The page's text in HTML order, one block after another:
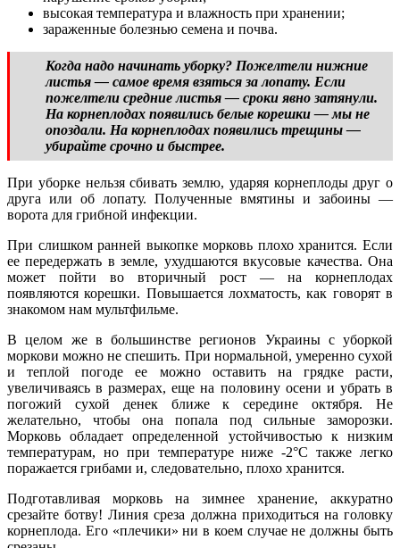
высокая температура и влажность при хранении;
зараженные болезнью семена и почва.
Когда надо начинать уборку? Пожелтели нижние
листья — самое время взяться за лопату. Если
пожелтели средние листья — сроки явно затянули.
На корнеплодах появились белые корешки — мы не
опоздали. На корнеплодах появились трещины —
убирайте срочно и быстрее.
При уборке нельзя сбивать землю, ударяя корнеплоды друг о
друга или об лопату. Полученные вмятины и забоины —
ворота для грибной инфекции.
При слишком ранней выкопке морковь плохо хранится. Если
ее передержать в земле, ухудшаются вкусовые качества. Она
может пойти во вторичный рост — на корнеплодах
появляются корешки. Повышается лохматость, как говорят в
знакомом нам мультфильме.
В целом же в большинстве регионов Украины с уборкой
моркови можно не спешить. При нормальной, умеренно сухой
и теплой погоде ее можно оставить на грядке расти,
увеличиваясь в размерах, еще на половину осени и убрать в
погожий сухой денек ближе к середине октября. Не
желательно, чтобы она попала под сильные заморозки.
Морковь обладает определенной устойчивостью к низким
температурам, но при температуре ниже -2°С также легко
поражается грибами и, следовательно, плохо хранится.
Подготавливая морковь на зимнее хранение, аккуратно
срезайте ботву! Линия среза должна приходиться на головку
корнеплода. Его «плечики» ни в коем случае не должны быть